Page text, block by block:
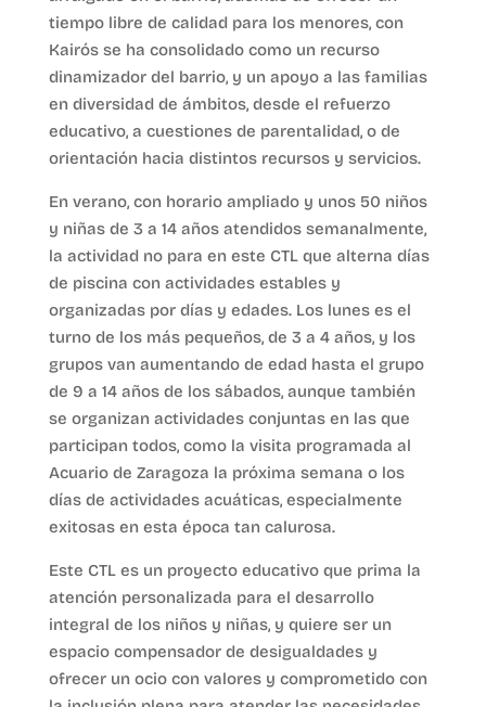
tiempo libre de calidad para los menores, con
Kairós se ha consolidado como un recurso
dinamizador del barrio, y un apoyo a las familias
en diversidad de ámbitos, desde el refuerzo
educativo, a cuestiones de parentalidad, o de
orientación hacia distintos recursos y servicios.
En verano, con horario ampliado y unos 50 niños
y niñas de 3 a 14 años atendidos semanalmente,
la actividad no para en este CTL que alterna días
de piscina con actividades estables y
organizadas por días y edades. Los lunes es el
turno de los más pequeños, de 3 a 4 años, y los
grupos van aumentando de edad hasta el grupo
de 9 a 14 años de los sábados, aunque también
se organizan actividades conjuntas en las que
participan todos, como la visita programada al
Acuario de Zaragoza la próxima semana o los
días de actividades acuáticas, especialmente
exitosas en esta época tan calurosa.
Este CTL es un proyecto educativo que prima la
atención personalizada para el desarrollo
integral de los niños y niñas, y quiere ser un
espacio compensador de desigualdades y
ofrecer un ocio con valores y comprometido con